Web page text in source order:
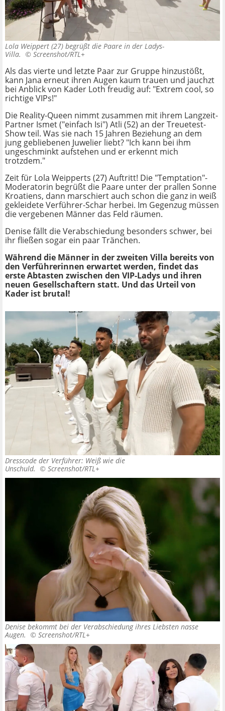
Lola Weippert (27) begrüßt die Paare in der Ladys-
Villa. © Screenshot/RTL+
Als das vierte und letzte Paar zur Gruppe hinzustößt,
kann Jana erneut ihren Augen kaum trauen und jauchzt
bei Anblick von Kader Loth freudig auf: "Extrem cool, so
richtige VIPs!"
Die Reality-Queen nimmt zusammen mit ihrem Langzeit-
Partner Ismet ("einfach Isi") Atli (52) an der Treuetest-
Show teil. Was sie nach 15 Jahren Beziehung an dem
jung gebliebenen Juwelier liebt? "Ich kann bei ihm
ungeschminkt aufstehen und er erkennt mich
trotzdem."
Zeit für Lola Weipperts (27) Auftritt! Die "Temptation"-
Moderatorin begrüßt die Paare unter der prallen Sonne
Kroatiens, dann marschiert auch schon die ganz in weiß
gekleidete Verführer-Schar herbei. Im Gegenzug müssen
die vergebenen Männer das Feld räumen.
Denise fällt die Verabschiedung besonders schwer, bei
ihr fließen sogar ein paar Tränchen.
Während die Männer in der zweiten Villa bereits von
den Verführerinnen erwartet werden, findet das
erste Abtasten zwischen den VIP-Ladys und ihren
neuen Gesellschaftern statt. Und das Urteil von
Kader ist brutal!
Dresscode der Verführer: Weiß wie die
Unschuld. © Screenshot/RTL+
Denise bekommt bei der Verabschiedung ihres Liebsten nasse
Augen. © Screenshot/RTL+